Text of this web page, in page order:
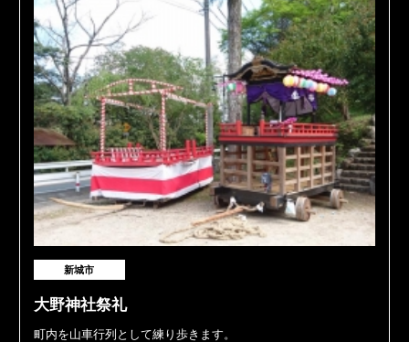
新城市
大野神社祭礼
町内を山車行列として練り歩きます。